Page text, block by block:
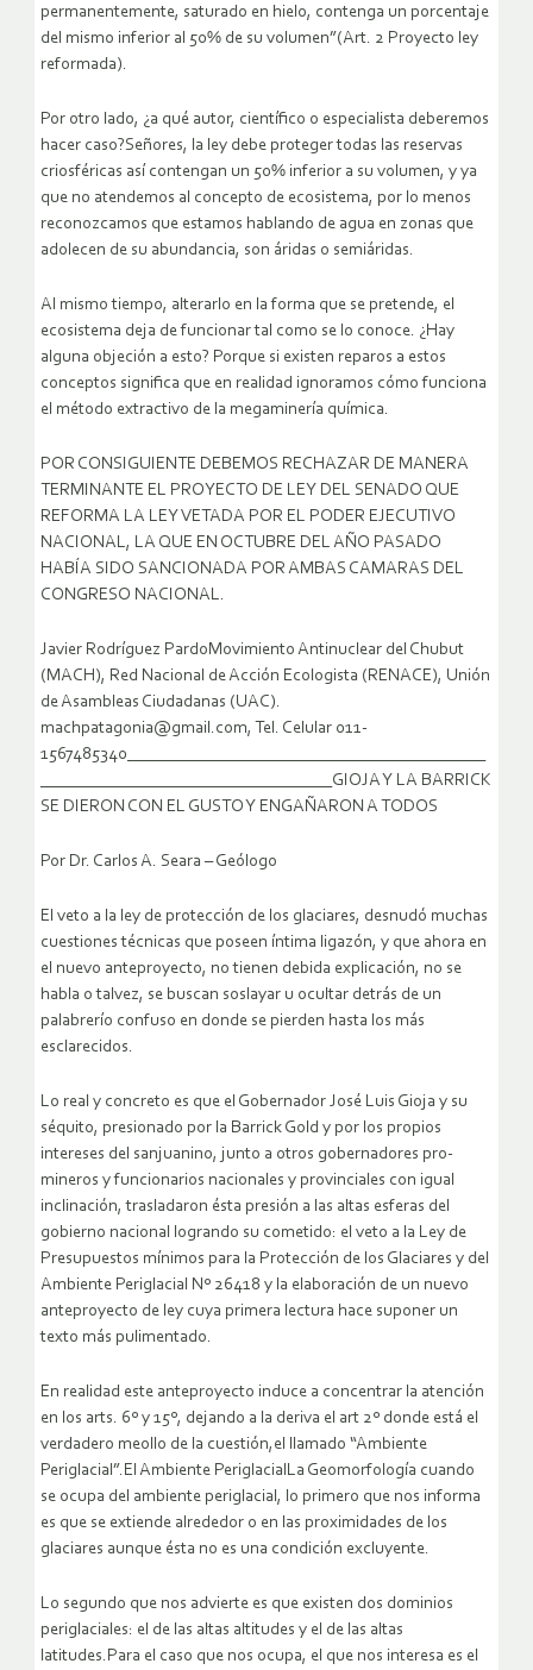
permanentemente, saturado en hielo, contenga un porcentaje
del mismo inferior al 50% de su volumen”(Art. 2 Proyecto ley
reformada).
Por otro lado, ¿a qué autor, científico o especialista deberemos
hacer caso?Señores, la ley debe proteger todas las reservas
criosféricas así contengan un 50% inferior a su volumen, y ya
que no atendemos al concepto de ecosistema, por lo menos
reconozcamos que estamos hablando de agua en zonas que
adolecen de su abundancia, son áridas o semiáridas.
Al mismo tiempo, alterarlo en la forma que se pretende, el
ecosistema deja de funcionar tal como se lo conoce. ¿Hay
alguna objeción a esto? Porque si existen reparos a estos
conceptos significa que en realidad ignoramos cómo funciona
el método extractivo de la megaminería química.
POR CONSIGUIENTE DEBEMOS RECHAZAR DE MANERA
TERMINANTE EL PROYECTO DE LEY DEL SENADO QUE
REFORMA LA LEY VETADA POR EL PODER EJECUTIVO
NACIONAL, LA QUE EN OCTUBRE DEL AÑO PASADO
HABÍA SIDO SANCIONADA POR AMBAS CAMARAS DEL
CONGRESO NACIONAL.
Javier Rodríguez PardoMovimiento Antinuclear del Chubut
(MACH), Red Nacional de Acción Ecologista (RENACE), Unión
de Asambleas Ciudadanas (UAC).
machpatagonia@gmail.com, Tel. Celular 011-
1567485340___________________________________________
___________________________________GIOJA Y LA BARRICK
SE DIERON CON EL GUSTO Y ENGAÑARON A TODOS
Por Dr. Carlos A. Seara – Geólogo
El veto a la ley de protección de los glaciares, desnudó muchas
cuestiones técnicas que poseen íntima ligazón, y que ahora en
el nuevo anteproyecto, no tienen debida explicación, no se
habla o talvez, se buscan soslayar u ocultar detrás de un
palabrerío confuso en donde se pierden hasta los más
esclarecidos.
Lo real y concreto es que el Gobernador José Luis Gioja y su
séquito, presionado por la Barrick Gold y por los propios
intereses del sanjuanino, junto a otros gobernadores pro-
mineros y funcionarios nacionales y provinciales con igual
inclinación, trasladaron ésta presión a las altas esferas del
gobierno nacional logrando su cometido: el veto a la Ley de
Presupuestos mínimos para la Protección de los Glaciares y del
Ambiente Periglacial Nº 26418 y la elaboración de un nuevo
anteproyecto de ley cuya primera lectura hace suponer un
texto más pulimentado.
En realidad este anteproyecto induce a concentrar la atención
en los arts. 6º y 15º, dejando a la deriva el art 2º donde está el
verdadero meollo de la cuestión,el llamado “Ambiente
Periglacial”.El Ambiente PeriglacialLa Geomorfología cuando
se ocupa del ambiente periglacial, lo primero que nos informa
es que se extiende alrededor o en las proximidades de los
glaciares aunque ésta no es una condición excluyente.
Lo segundo que nos advierte es que existen dos dominios
periglaciales: el de las altas altitudes y el de las altas
latitudes.Para el caso que nos ocupa, el que nos interesa es el